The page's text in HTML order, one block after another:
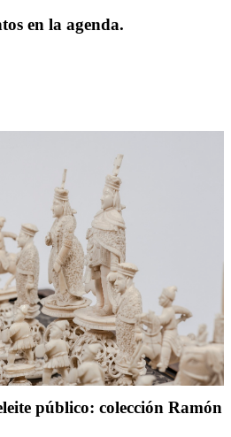
en la agenda.
público: colección Ramón